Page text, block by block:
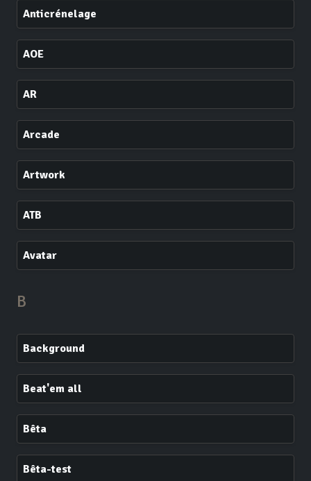
Anticrénelage
AOE
AR
Arcade
Artwork
ATB
Avatar
B
Background
Beat'em all
Bêta
Bêta-test